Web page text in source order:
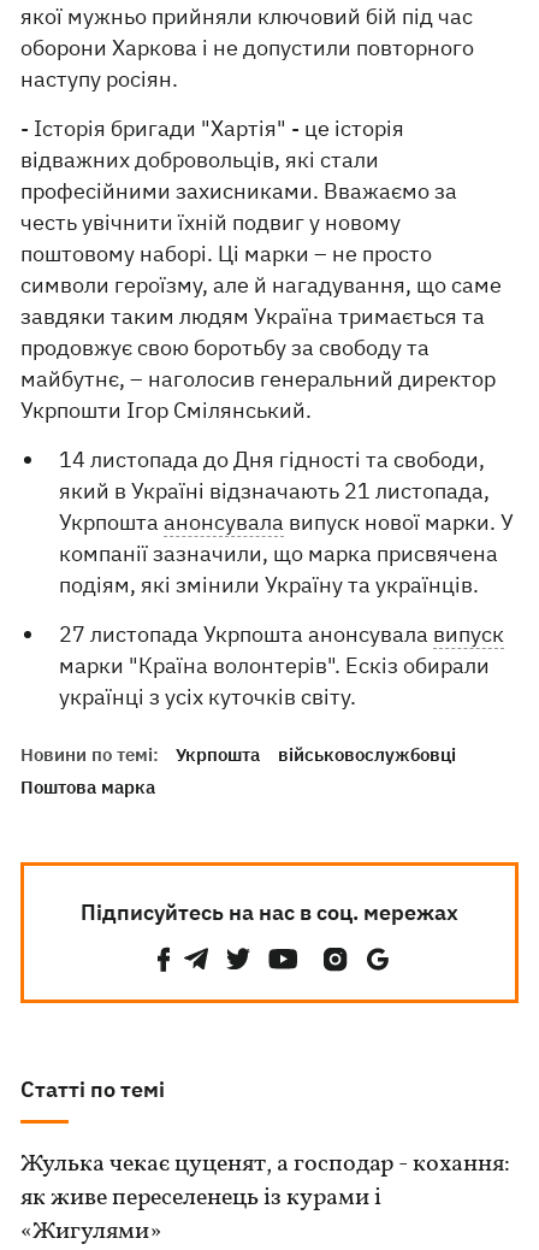
якої мужньо прийняли ключовий бій під час
оборони Харкова і не допустили повторного
наступу росіян.
- Історія бригади "Хартія" - це історія
відважних добровольців, які стали
професійними захисниками. Вважаємо за
честь увічнити їхній подвиг у новому
поштовому наборі. Ці марки – не просто
символи героїзму, але й нагадування, що саме
завдяки таким людям Україна тримається та
продовжує свою боротьбу за свободу та
майбутнє, – наголосив генеральний директор
Укрпошти Ігор Смілянський.
14 листопада до Дня гідності та свободи,
який в Україні відзначають 21 листопада,
Укрпоштаанонсувала випуск нової марки. У
компанії зазначили, що марка присвячена
подіям, які змінили Україну та українців.
27 листопада Укрпошта анонсувала випуск
марки "Країна волонтерів". Ескіз обирали
українці з усіх куточків світу.
Новини по темі: Укрпошта
військовослужбовці
Поштова марка
Підписуйтесь на нас в соц. мережах
Статті по темі
Жулька чекає цуценят, а господар - кохання:
як живе переселенець із курами і
«Жигулями»